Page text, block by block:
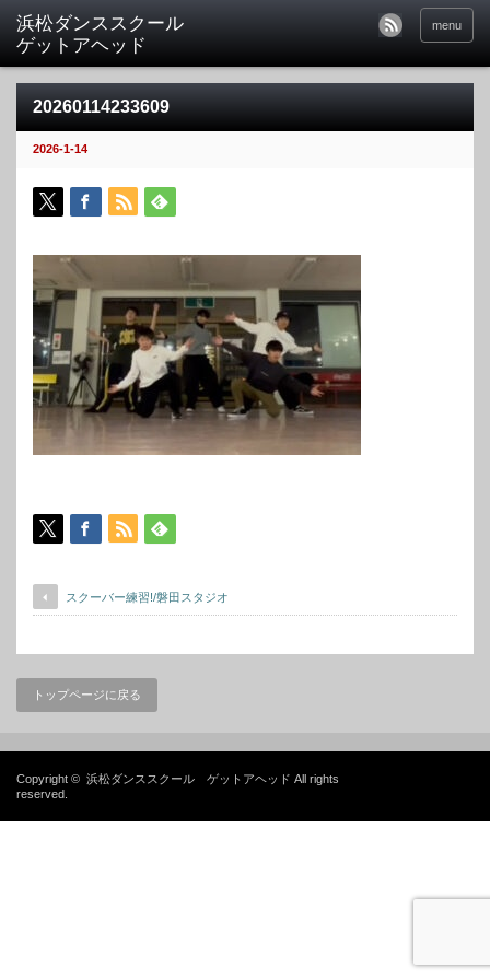
menu
20260114233609
2026-1-14
スクーバー練習!/磐田スタジオ
トップページに戻る
Copyright © 浜松ダンススクール ゲットアヘッド All rights
reserved.